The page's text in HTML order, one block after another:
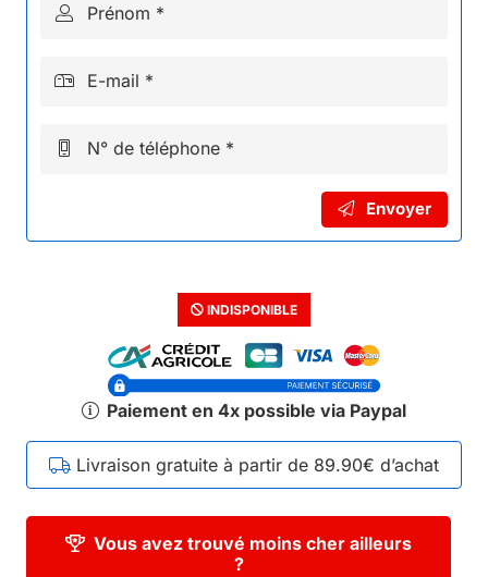
Prénom *
E-mail *
N° de téléphone *
Envoyer
INDISPONIBLE
Paiement en 4x possible via Paypal
Livraison gratuite à partir de 89.90€ d’achat
Vous avez trouvé moins cher ailleurs
?